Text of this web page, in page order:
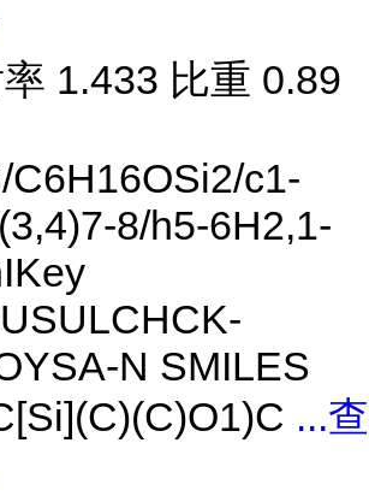
1.433 比重 0.89
C6H16OSi2/c1-
8/h5-6H2,1-
N SMILES
...查